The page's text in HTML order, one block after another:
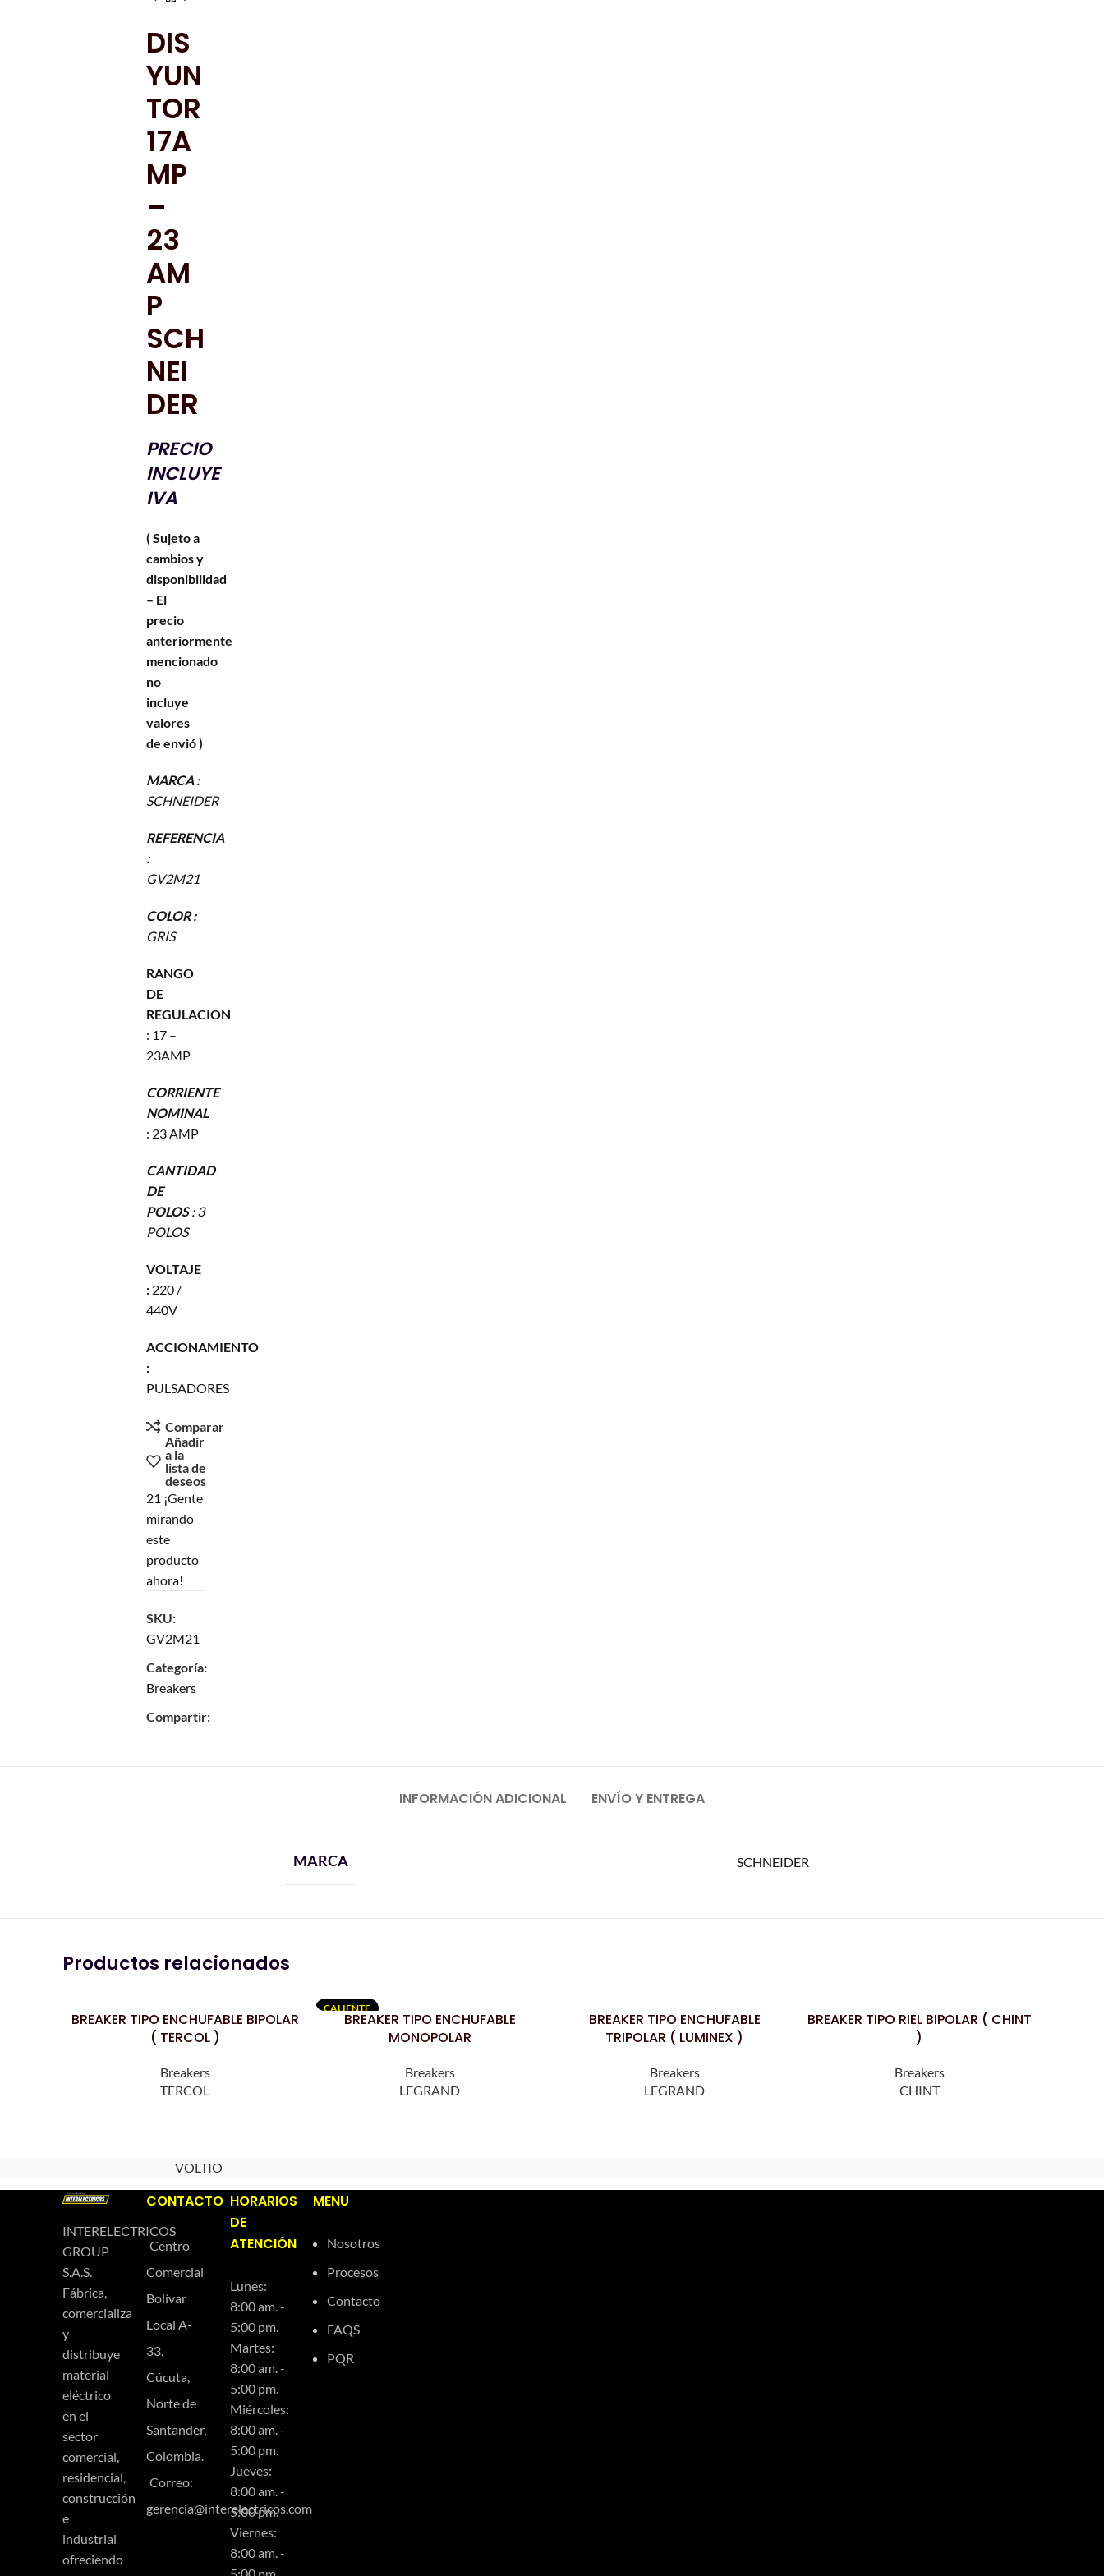
DIS
YUN
TOR
17A
MP
–
23
AM
P
SCH
NEI
DER
PRECIO
INCLUYE
IVA
( Sujeto a
cambios y
disponibilidad
– El
precio
anteriormente
mencionado
no
incluye
valores
de envió )
MARCA :
SCHNEIDER
REFERENCIA
:
GV2M21
COLOR :
GRIS
RANGO
DE
REGULACION
: 17 –
23AMP
CORRIENTE
NOMINAL
: 23 AMP
CANTIDAD
DE
POLOS: 3
POLOS
VOLTAJE
: 220 /
440V
ACCIONAMIENTO
:
PULSADORES
Comparar
Añadir
a la
lista de
deseos
21 ¡Gente
mirando
este
producto
ahora!
SKU:
GV2M21
Categoría:
Breakers
Compartir:
INFORMACIÓN ADICIONAL ENVÍO Y ENTREGA
MARCA SCHNEIDER
Productos relacionados
LEER MÁS
BREAKER TIPO ENCHUFABLE BIPOLAR
( TERCOL )
Breakers
TERCOL
CALIENTE
LEER MÁSBREAKER TIPO ENCHUFABLE
MONOPOLAR
Breakers
LEGRAND
LEER MÁSBREAKER TIPO ENCHUFABLE
TRIPOLAR ( LUMINEX )
Breakers
LEGRAND
LEER MÁS
BREAKER TIPO RIEL BIPOLAR ( CHINT
)
Breakers
CHINT
VOLTIO
INTERELECTRICOS
GROUP
S.A.S.
Fábrica,
comercializa
y
distribuye
material
eléctrico
en el
sector
comercial,
residencial,
construcción
e
industrial
ofreciendo
CONTACTO
Centro
Comercial
Bolívar
Local A-
33,
Cúcuta,
Norte de
Santander,
Colombia.
Correo:
gerencia@interelectricos.com
HORARIOS
DE
ATENCIÓN
Lunes:
8:00 am. -
5:00 pm.
Martes:
8:00 am. -
5:00 pm.
Miércoles:
8:00 am. -
5:00 pm.
Jueves:
8:00 am. -
5:00 pm.
Viernes:
8:00 am. -
MENU
Nosotros
Procesos
Contacto
FAQS
PQR